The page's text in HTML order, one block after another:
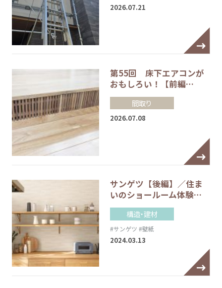
2026.07.21
第55回 床下エアコンが
おもしろい！【前編…
間取り
2026.07.08
サンゲツ【後編】／住ま
いのショールーム体験…
構造・建材
#サンゲツ #壁紙
2024.03.13